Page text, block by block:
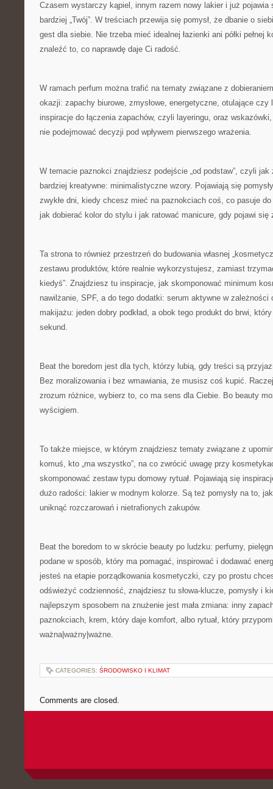
Czasem wystarczy kąpiel, innym razem nowy lakier i już pojawia
bardziej „Twój”. W treściach przewija się pomysł, że dbanie o
gest dla siebie. Nie trzeba mieć idealnej łazienki ani półki pełnej
znaleźć to, co naprawdę daje Ci radość.
W ramach perfum można trafić na tematy związane z
okazji: zapachy biurowe, zmysłowe, energetyczne, otulające czy
inspiracje do łączenia zapachów, czyli layeringu, oraz
nie podejmować decyzji pod wpływem pierwszego wrażenia.
W temacie paznokci znajdziesz podejście „od podstaw”, czyli
bardziej kreatywne: minimalistyczne wzory. Pojawiają się
zwykłe dni, kiedy chcesz mieć na paznokciach coś, co pasuje
jak dobierać kolor do stylu i jak ratować manicure, gdy pojawi się
Ta strona to również przestrzeń do budowania własnej
zestawu produktów, które realnie wykorzystujesz, zamiast
kiedyś”. Znajdziesz tu inspiracje, jak skomponować minimum
nawilżanie, SPF, a do tego dodatki: serum aktywne w zależności
makijażu: jeden dobry podkład, a obok tego produkt do brwi,
sekund.
Beat the boredom jest dla tych, którzy lubią, gdy treści są
Bez moralizowania i bez wmawiania, że musisz coś kupić.
zrozum różnice, wybierz to, co ma sens dla Ciebie. Bo beauty
wyścigiem.
To także miejsce, w którym znajdziesz tematy związane z
komuś, kto „ma wszystko”, na co zwrócić uwagę przy
skomponować zestaw typu domowy rytuał. Pojawiają się
dużo radości: lakier w modnym kolorze. Są też pomysły na to,
uniknąć rozczarowań i nietrafionych zakupów.
Beat the boredom to w skrócie beauty po ludzku: perfumy,
podane w sposób, który ma pomagać, inspirować i dodawać
jesteś na etapie porządkowania kosmetyczki, czy po prostu
odświeżyć codzienność, znajdziesz tu słowa-klucze, pomysły i
najlepszym sposobem na znużenie jest mała zmiana: inny
paznokciach, krem, który daje komfort, albo rytuał, który
ważna|ważny|ważne.
CATEGORIES: ŚRODOWISKO I KLIMAT
Comments are closed.